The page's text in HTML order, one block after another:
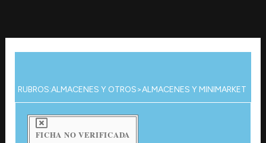
contenido
RUBROS:ALMACENES Y OTROS>ALMACENES Y MINIMARKET
FICHA NO VERIFICADA